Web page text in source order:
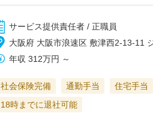
サービス提供責任者 / 正職員
大阪府 大阪市浪速区 敷津西2-13-11
年収 312万円 ～
社会保険完備 通勤手当 住宅手当
18時までに退社可能